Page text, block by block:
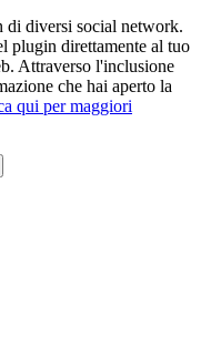
diversi social network.
plugin direttamente al tuo
Attraverso l'inclusione
che hai aperto la
qui per maggiori